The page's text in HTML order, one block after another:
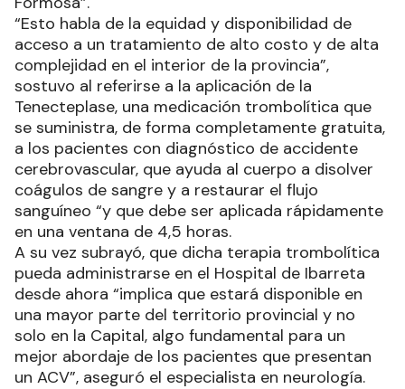
“Esto habla de la equidad y disponibilidad de
acceso a un tratamiento de alto costo y de alta
complejidad en el interior de la provincia”,
sostuvo al referirse a la aplicación de la
Tenecteplase, una medicación trombolítica que
se suministra, de forma completamente gratuita,
a los pacientes con diagnóstico de accidente
cerebrovascular, que ayuda al cuerpo a disolver
coágulos de sangre y a restaurar el flujo
sanguíneo “y que debe ser aplicada rápidamente
en una ventana de 4,5 horas.
A su vez subrayó, que dicha terapia trombolítica
pueda administrarse en el Hospital de Ibarreta
desde ahora “implica que estará disponible en
una mayor parte del territorio provincial y no
solo en la Capital, algo fundamental para un
mejor abordaje de los pacientes que presentan
un ACV”, aseguró el especialista en neurología.